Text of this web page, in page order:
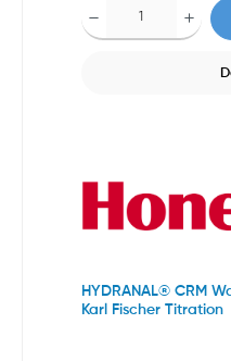
HYDRANAL® CRM
Karl Fischer Titration